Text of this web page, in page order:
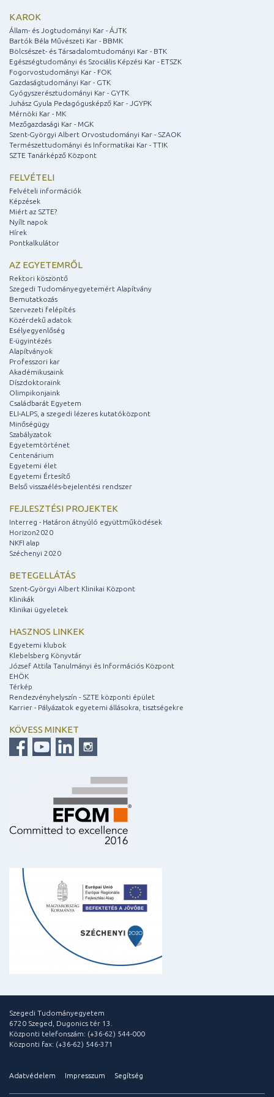
KAROK
Állam- és Jogtudományi Kar - ÁJTK
Bartók Béla Művészeti Kar - BBMK
Bölcsészet- és Társadalomtudományi Kar - BTK
Egészségtudományi és Szociális Képzési Kar - ETSZK
Fogorvostudományi Kar - FOK
Gazdaságtudományi Kar - GTK
Gyógyszerésztudományi Kar - GYTK
Juhász Gyula Pedagógusképző Kar - JGYPK
Mérnöki Kar - MK
Mezőgazdasági Kar - MGK
Szent-Györgyi Albert Orvostudományi Kar - SZAOK
Természettudományi és Informatikai Kar - TTIK
SZTE Tanárképző Központ
FELVÉTELI
Felvételi információk
Képzések
Miért az SZTE?
Nyílt napok
Hírek
Pontkalkulátor
AZ EGYETEMRŐL
Rektori köszöntő
Szegedi Tudományegyetemért Alapítvány
Bemutatkozás
Szervezeti felépítés
Közérdekű adatok
Esélyegyenlőség
E-ügyintézés
Alapítványok
Professzori kar
Akadémikusaink
Díszdoktoraink
Olimpikonjaink
Családbarát Egyetem
ELI-ALPS, a szegedi lézeres kutatóközpont
Minőségügy
Szabályzatok
Egyetemtörténet
Centenárium
Egyetemi élet
Egyetemi Értesítő
Belső visszaélés-bejelentési rendszer
FEJLESZTÉSI PROJEKTEK
Interreg - Határon átnyúló együttműködések
Horizon2020
NKFI alap
Széchenyi 2020
BETEGELLÁTÁS
Szent-Györgyi Albert Klinikai Központ
Klinikák
Klinikai ügyeletek
HASZNOS LINKEK
Egyetemi klubok
Klebelsberg Könyvtár
József Attila Tanulmányi és Információs Központ
EHÖK
Térkép
Rendezvényhelyszín - SZTE központi épület
Karrier - Pályázatok egyetemi állásokra, tisztségekre
KÖVESS MINKET
Szegedi Tudományegyetem
6720 Szeged, Dugonics tér 13.
Központi telefonszám: (+36-62) 544-000
Központi fax: (+36-62) 546-371
Adatvédelem Impresszum Segítség